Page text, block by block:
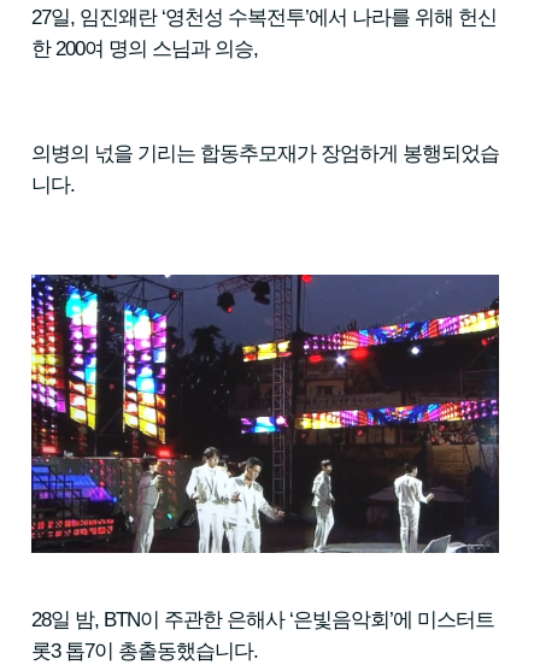
27일, 임진왜란 ‘영천성 수복전투’에서 나라를 위해 헌신
한 200여 명의 스님과 의승,
의병의 넋을 기리는 합동추모재가 장엄하게 봉행되었습
니다.
28일 밤, BTN이 주관한 은해사 ‘은빛음악회’에 미스터트
롯3톱7이 총출동했습니다.